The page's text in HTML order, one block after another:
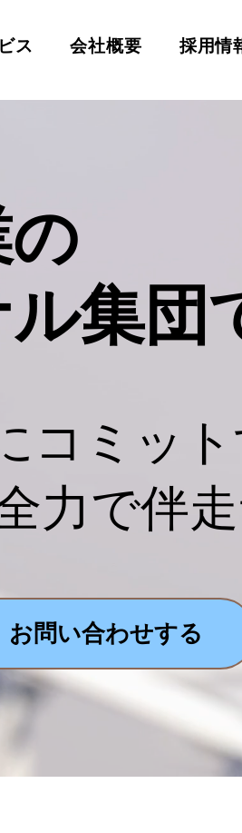
ス 会社概要 採用情
集団
コミッ
力で伴
お問い合わせする